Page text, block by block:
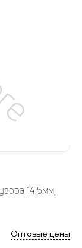
14.5мм,
Оптовые цены